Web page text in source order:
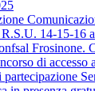
14-15-16
Frosinone.
di